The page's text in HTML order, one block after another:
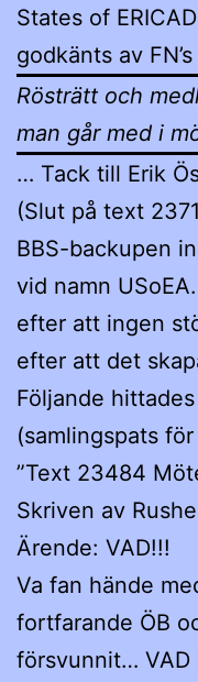
States of
godkänts av
Rösträtt och
man går med i
… Tack till Erik
(Slut på text
BBS-backupen
vid namn
efter att ingen
efter att det
Följande
(samlingspats
”Text 23484
Skriven av
Ärende: VAD!!!
Va fan hände
fortfarande ÖB
försvunnit… VAD